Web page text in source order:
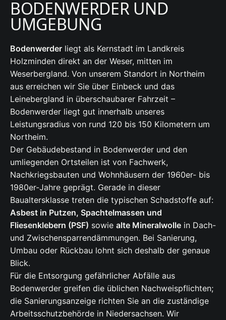
BODENWERDER UND
UMGEBUNG
Bodenwerder liegt als Kernstadt im Landkreis
Holzminden direkt an der Weser, mitten im
Weserbergland. Von unserem Standort in Northeim
aus erreichen wir Sie über Einbeck und das
Leinebergland in überschaubarer Fahrzeit –
Bodenwerder liegt gut innerhalb unseres
Leistungsradius von rund 120 bis 150 Kilometern um
Northeim.
Der Gebäudebestand in Bodenwerder und den
umliegenden Ortsteilen ist von Fachwerk,
Nachkriegsbauten und Wohnhäusern der 1960er- bis
1980er-Jahre geprägt. Gerade in dieser
Baualtersklasse treten die typischen Schadstoffe auf:
Asbest in Putzen, Spachtelmassen und
Fliesenklebern (PSF) sowie alte Mineralwolle in Dach-
und Zwischensparrendämmungen. Bei Sanierung,
Umbau oder Rückbau lohnt sich deshalb der genaue
Blick.
Für die Entsorgung gefährlicher Abfälle aus
Bodenwerder greifen die üblichen Nachweispflichten;
die Sanierungsanzeige richten Sie an die zuständige
Arbeitsschutzbehörde in Niedersachsen. Wir